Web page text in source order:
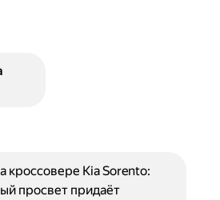
Kia Sorento:
просвет придаёт